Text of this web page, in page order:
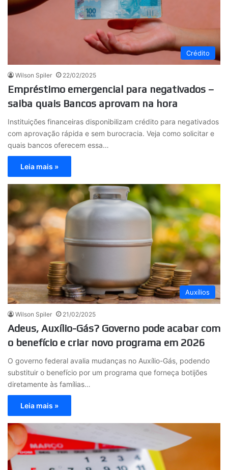
Crédito
Wilson Spiler 22/02/2025
Empréstimo emergencial para negativados –
saiba quais Bancos aprovam na hora
Instituições financeiras disponibilizam crédito para negativados
com aprovação rápida e sem burocracia. Veja como solicitar e
quais bancos oferecem essa…
Leia mais »
Auxílios
Wilson Spiler 21/02/2025
Adeus, Auxílio-Gás? Governo pode acabar com
o benefício e criar novo programa em 2026
O governo federal avalia mudanças no Auxílio-Gás, podendo
substituir o benefício por um programa que forneça botijões
diretamente às famílias…
Leia mais »